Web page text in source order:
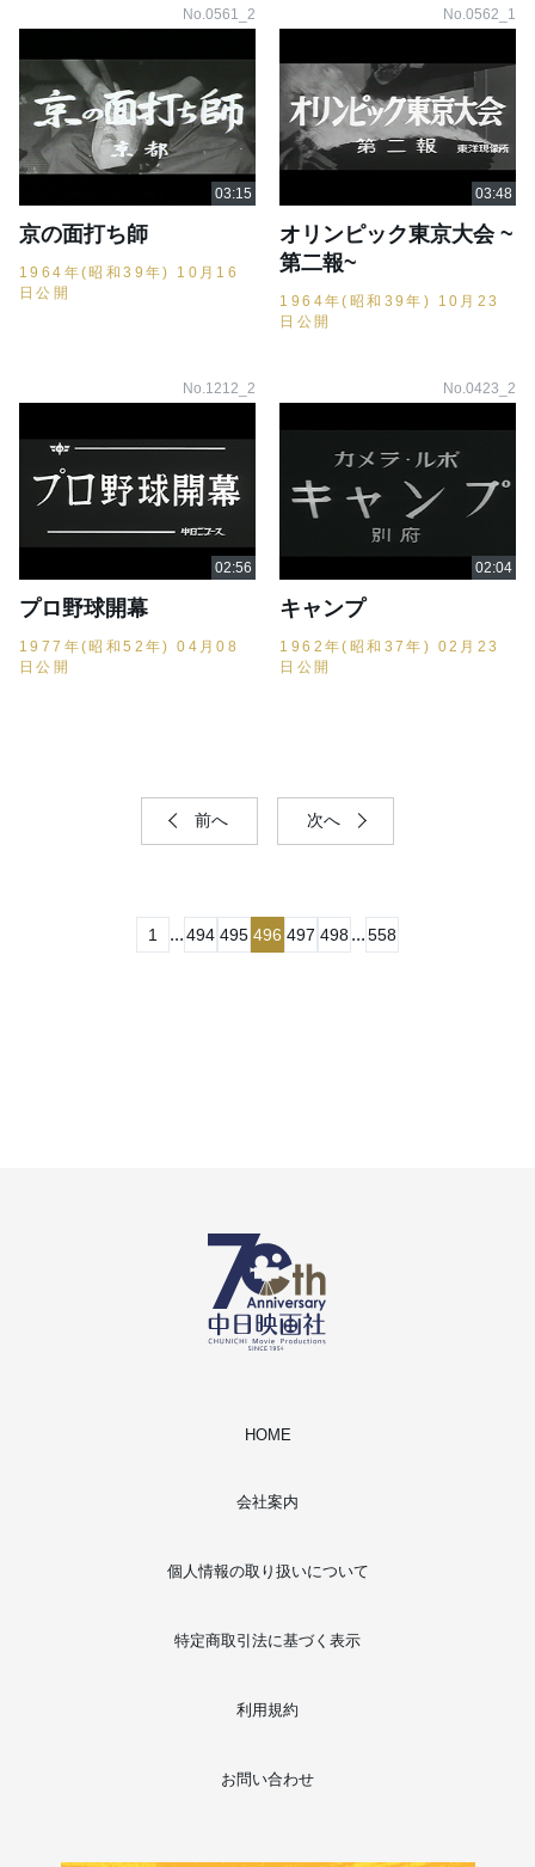
No.0561_2
京の面打ち師
1964年(昭和39年) 10月16
日公開
No.0562_1
オリンピック東京大会 ~
第二報~
1964年(昭和39年) 10月23
日公開
No.1212_2
プロ野球開幕
1977年(昭和52年) 04月08
日公開
No.0423_2
キャンプ
1962年(昭和37年) 02月23
日公開
前へ 次へ
1 ...494 495 496 497 498 ...558
HOME
会社案内
個人情報の取り扱いについて
特定商取引法に基づく表示
利用規約
お問い合わせ